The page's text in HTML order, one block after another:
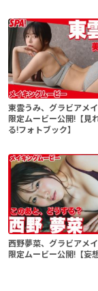
東雲うみ、グラビアメ
限定ムービー公開!【見
る!フォトブック】
西野夢菜、グラビアメ
限定ムービー公開!【妄